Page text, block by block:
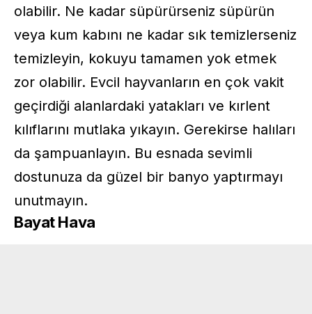
olabilir. Ne kadar süpürürseniz süpürün
veya kum kabını ne kadar sık temizlerseniz
temizleyin, kokuyu tamamen yok etmek
zor olabilir. Evcil hayvanların en çok vakit
geçirdiği alanlardaki yatakları ve kırlent
kılıflarını mutlaka yıkayın. Gerekirse halıları
da şampuanlayın. Bu esnada sevimli
dostunuza da güzel bir banyo yaptırmayı
unutmayın.
Bayat Hava